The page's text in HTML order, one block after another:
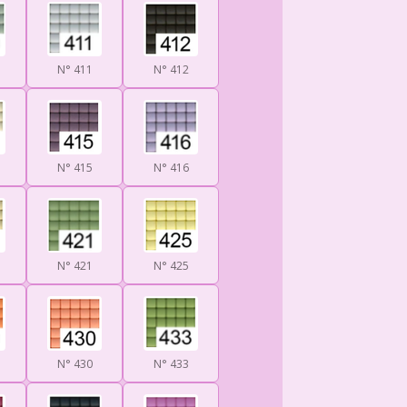
N° 411 N° 412
N° 415 N° 416
N° 421 N° 425
N° 430 N° 433